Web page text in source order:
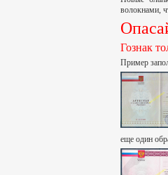
волокнами,
Гознак
Пример
еще один